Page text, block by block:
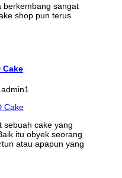
berkembang sangat
shop pun terus
Cake
admin1
cake yang
itu obyek seorang
atau apapun yang